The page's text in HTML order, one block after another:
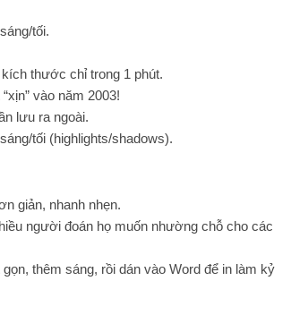
tối.
thước chỉ trong 1 phút.
vào năm 2003!
lưu ra ngoài.
tối (highlights/shadows).
giản, nhanh nhẹn.
người đoán họ muốn nhường chỗ cho các
thêm sáng, rồi dán vào Word để in làm kỷ